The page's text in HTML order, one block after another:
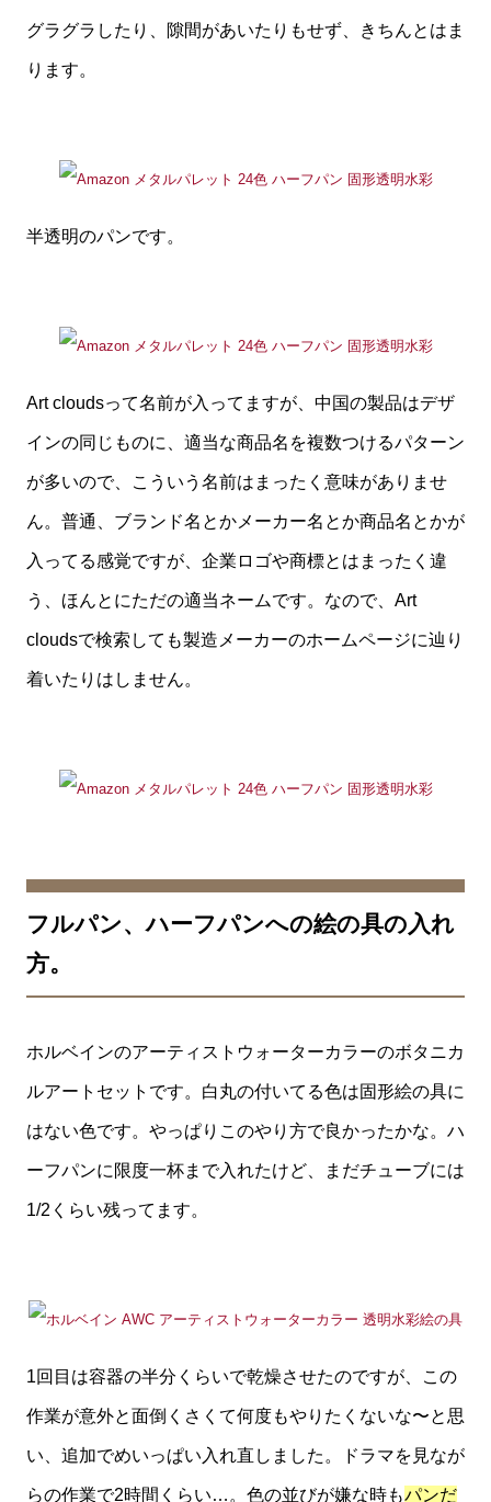
グラグラしたり、隙間があいたりもせず、きちんとはま
ります。
半透明のパンです。
Art cloudsって名前が入ってますが、中国の製品はデザ
インの同じものに、適当な商品名を複数つけるパターン
が多いので、こういう名前はまったく意味がありませ
ん。普通、ブランド名とかメーカー名とか商品名とかが
入ってる感覚ですが、企業ロゴや商標とはまったく違
う、ほんとにただの適当ネームです。なので、Art
cloudsで検索しても製造メーカーのホームページに辿り
着いたりはしません。
フルパン、ハーフパンへの絵の具の入れ
方。
ホルベインのアーティストウォーターカラーのボタニカ
ルアートセットです。白丸の付いてる色は固形絵の具に
はない色です。やっぱりこのやり方で良かったかな。ハ
ーフパンに限度一杯まで入れたけど、まだチューブには
1/2くらい残ってます。
1回目は容器の半分くらいで乾燥させたのですが、この
作業が意外と面倒くさくて何度もやりたくないな〜と思
い、追加でめいっぱい入れ直しました。ドラマを見なが
らの作業で2時間くらい…。色の並びが嫌な時もパンだ